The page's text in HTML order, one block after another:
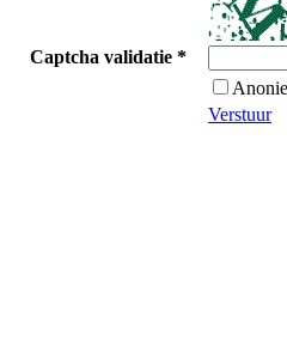
Captcha validatie *
Verstuur